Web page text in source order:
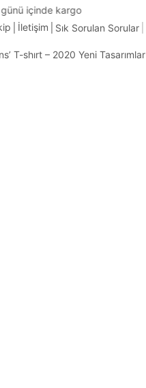
İletişim Sık Sorulan Sorular
T-shırt – 2020 Yeni Tasarımlar